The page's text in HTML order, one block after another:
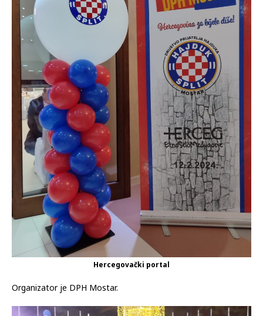
Hercegovački portal
Organizator je DPH Mostar.